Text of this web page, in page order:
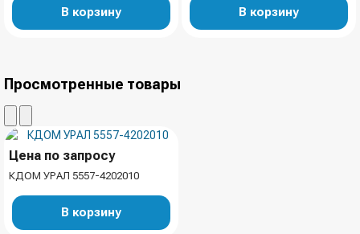
В корзину В корзину
Просмотренные товары
Цена по запросу
КДОМ УРАЛ 5557-4202010
В корзину